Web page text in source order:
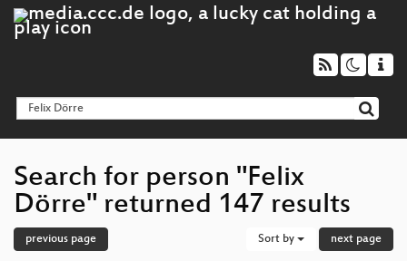
Search for person "Felix
Dörre" returned 147 results
previous page Sort by next page